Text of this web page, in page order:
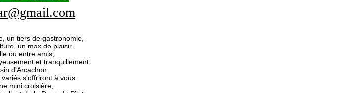
un tiers de gastronomie,
un max de plaisir.
ou entre amis,
et tranquillement
d'Arcachon.
variés s'offriront à vous
mini croisière,